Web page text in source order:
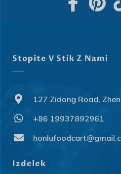
Stopite V Stik Z Nami
127 Zidong Road,
+86 19937892961
Izdelek